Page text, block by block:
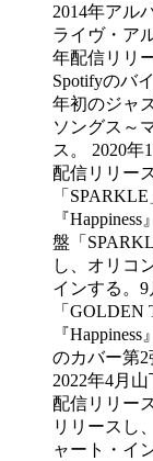
2014年アル
ライヴ・ア
年配信リリ
Spotifyのバ
年初のジャ
ソングス～
ス。 2020年
配信リリー
「
『
盤「
し、オリコ
インする。
「
『
のカバー第2
2022年4月
配信リリー
リリースし
ャート・イ